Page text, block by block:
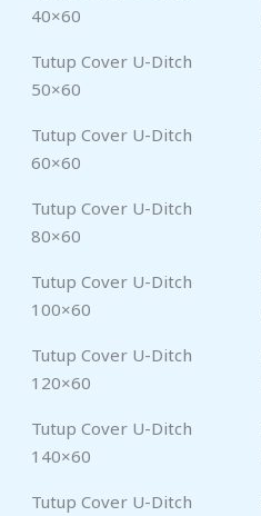
40×60
Tutup Cover U-Ditch
50×60
Tutup Cover U-Ditch
60×60
Tutup Cover U-Ditch
80×60
Tutup Cover U-Ditch
100×60
Tutup Cover U-Ditch
120×60
Tutup Cover U-Ditch
140×60
Tutup Cover U-Ditch